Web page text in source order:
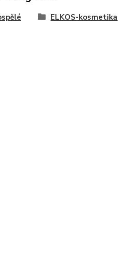
ELKOS-kosmetika